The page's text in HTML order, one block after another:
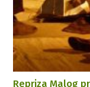
Repriza Malog